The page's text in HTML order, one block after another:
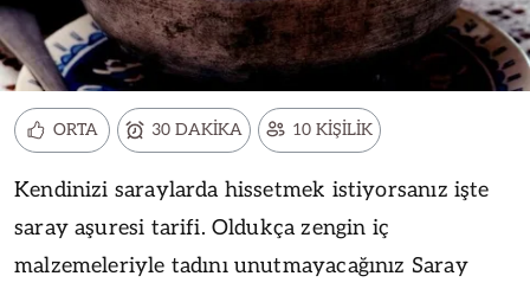
ORTA 30 DAKİKA 10 KİŞİLİK
Kendinizi saraylarda hissetmek istiyorsanız işte
saray aşuresi tarifi. Oldukça zengin iç
malzemeleriyle tadını unutmayacağınız Saray